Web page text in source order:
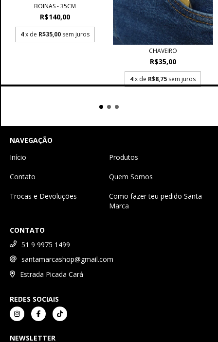
BOINAS - 35CM
R$140,00
4x de R$35,00 sem juros
CHAVEIRO
R$35,00
4x de R$8,75 sem juros
NAVEGAÇÃO
Início
Produtos
Contato Quem Somos
Trocas e Devoluções
Como fazer teu pedido Santa
Marca
CONTATO
51 9 9975 1499
santamarcashop@gmail.com
Estrada Picada Cará
REDES SOCIAIS
NEWSLETTER